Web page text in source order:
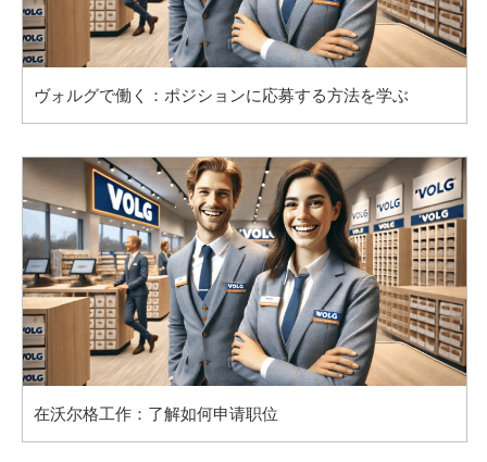
ヴォルグで働く：ポジションに応募する方法を学ぶ
在沃尔格工作：了解如何申请职位